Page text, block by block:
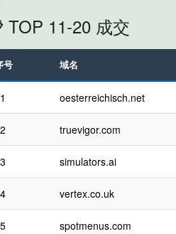
TOP 11-20 成交
号 域名
oesterreichisch.net
truevigor.com
simulators.ai
vertex.co.uk
spotmenus.com